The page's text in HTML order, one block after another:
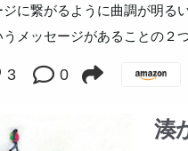
ジに繋がるように曲調が明る
うメッセージがあることの２
3 0
湊